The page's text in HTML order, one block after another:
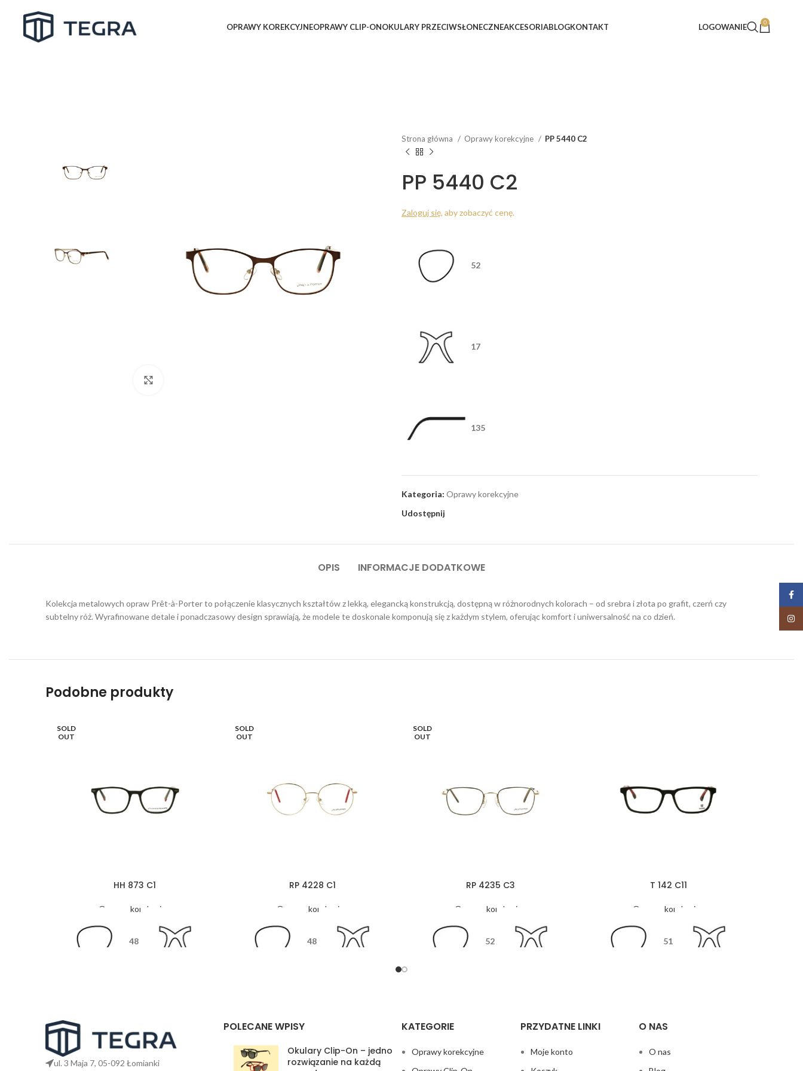
OPRAWY KOREKCYJNEOPRAWY CLIP-ONOKULARY PRZECIWSŁONECZNEAKCESORIABLOGKONTAKT LOGOWANIE 0
Strona główna Oprawy korekcyjne PP 5440 C2
PP 5440 C2
Zaloguj się, aby zobaczyć cenę.
52
17
135
Kategoria: Oprawy korekcyjne
Udostępnij
OPIS INFORMACJE DODATKOWE
Kolekcja metalowych opraw Prêt-à-Porter to połączenie klasycznych kształtów z lekką, elegancką konstrukcją, dostępną w różnorodnych kolorach – od srebra i złota po grafit, czerń czy
subtelny róż. Wyrafinowane detale i ponadczasowy design sprawiają, że modele te doskonale komponują się z każdym stylem, oferując komfort i uniwersalność na co dzień.
Podobne produkty
SOLD
OUT
HH 873 C1
Oprawy korekcyjne
48
SOLD
OUT
RP 4228 C1
Oprawy korekcyjne
48
SOLD
OUT
RP 4235 C3
Oprawy korekcyjne
52
T 142 C11
Oprawy korekcyjne
51
ul. 3 Maja 7, 05-092 Łomianki
POLECANE WPISY
Okulary Clip-On – jedno
rozwiązanie na każdą
KATEGORIE
Oprawy korekcyjne
PRZYDATNE LINKI
Moje konto
O NAS
O nas